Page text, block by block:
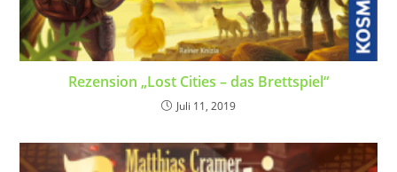
Rezension „Lost Cities – das Brettspiel“
Juli 11, 2019